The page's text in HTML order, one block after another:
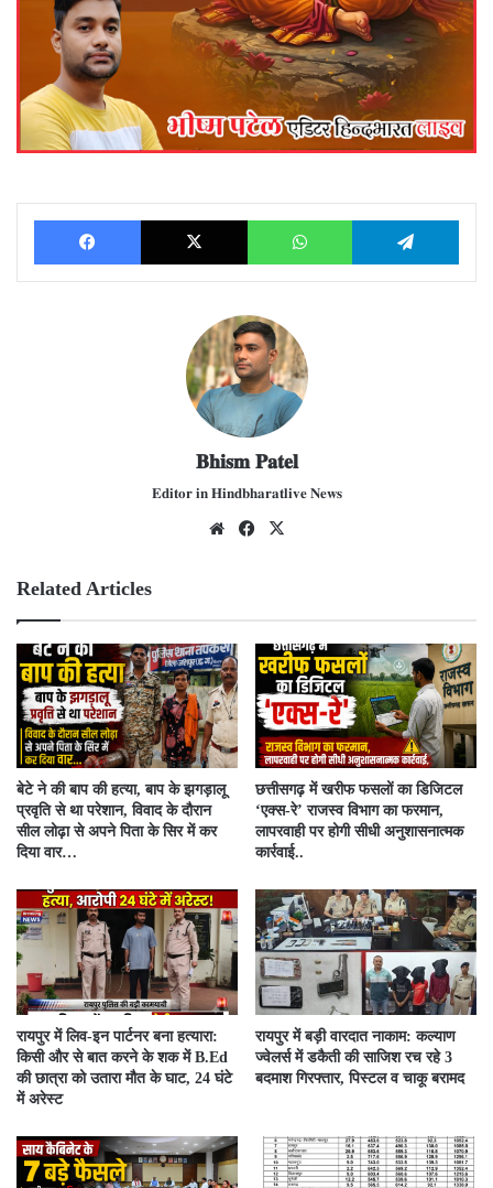
Facebook X WhatsApp
𝐁𝐡𝐢𝐬𝐦 𝐏𝐚𝐭𝐞𝐥
𝐄𝐝𝐢𝐭𝐨𝐫 𝐢𝐧 𝐇𝐢𝐧𝐝𝐛𝐡𝐚𝐫𝐚𝐭𝐥𝐢𝐯𝐞 𝐍𝐞𝐰𝐬
We
Fac
Related Articles
बेटे ने की बाप की हत्या, बाप के झगड़ालू
प्रवृति से था परेशान, विवाद के दौरान
सील लोढ़ा से अपने पिता के सिर में कर
दिया वार…
​छत्तीसगढ़ में खरीफ फसलों का डिजिटल
‘एक्स-रे’ राजस्व विभाग का फरमान,
लापरवाही पर होगी सीधी अनुशासनात्मक
कार्रवाई..
रायपुर में लिव-इन पार्टनर बना हत्यारा:
किसी और से बात करने के शक में B.Ed
की छात्रा को उतारा मौत के घाट, 24 घंटे
में अरेस्ट
रायपुर में बड़ी वारदात नाकाम: कल्याण
ज्वेलर्स में डकैती की साजिश रच रहे 3
बदमाश गिरफ्तार, पिस्टल व चाकू बरामद